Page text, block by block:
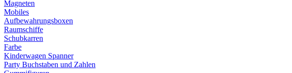
Magneten
Mobiles
Aufbewahrungsboxen
Raumschiffe
Schubkarren
Farbe
Kinderwagen Spanner
Party Buchstaben und Zahlen